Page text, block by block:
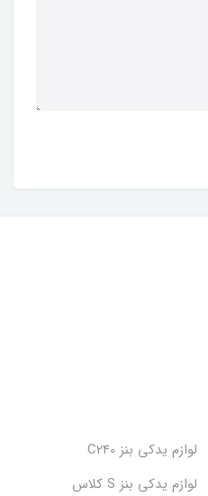
لوازم یدکی بنز C240
لوازم یدکی بنز S کلاس